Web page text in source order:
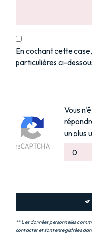
En cochant cette
particulières ci-
Vous
un plus
** Les données personnelles
contacter et sont enregistrées